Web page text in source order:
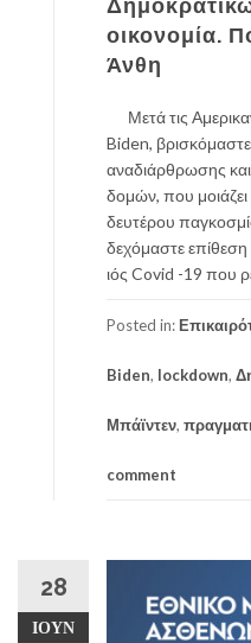
οικονομία.
Άνθη
Μετά τις
Biden,
αναδιάρθρωσης
δομών, που μοιάζει
δευτέρου
δεχόμαστε επίθεση
ιός Covid -19 που
Posted in:
Biden, lockdown,
Μπάϊντεν,
comment
28
ΙΟΎΝ